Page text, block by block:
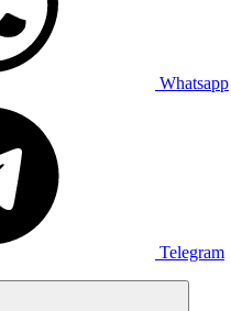
Whatsapp
Telegram